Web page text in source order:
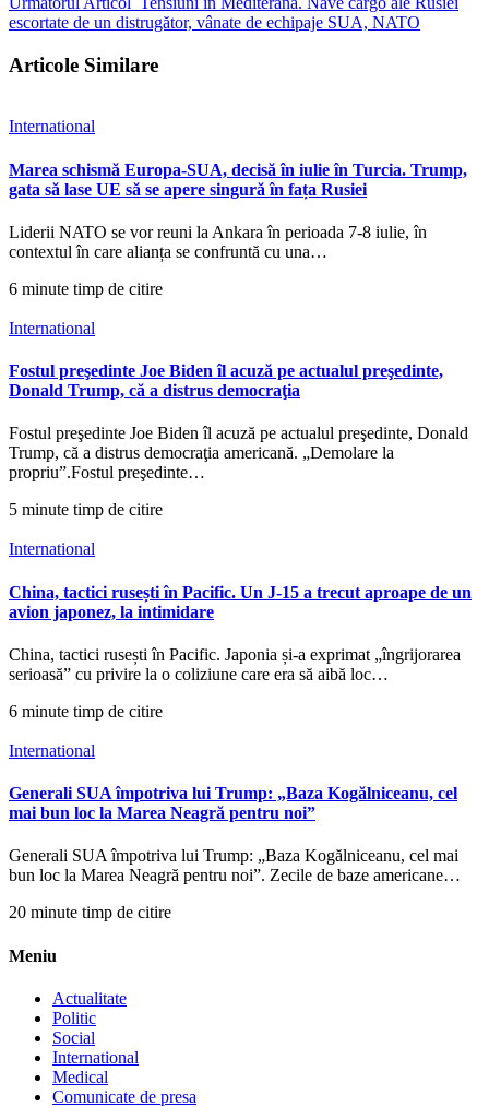
escortate de un distrugător, vânate de echipaje SUA, NATO
Articole Similare
International
Marea schismă Europa-SUA, decisă în iulie în Turcia. Trump,
gata să lase UE să se apere singură în fața Rusiei
Liderii NATO se vor reuni la Ankara în perioada 7-8 iulie, în
contextul în care alianța se confruntă cu una…
6 minute timp de citire
International
Fostul preşedinte Joe Biden îl acuză pe actualul preşedinte,
Donald Trump, că a distrus democraţia
Fostul preşedinte Joe Biden îl acuză pe actualul preşedinte, Donald
Trump, că a distrus democraţia americană. „Demolare la
propriu”.Fostul preşedinte…
5 minute timp de citire
International
China, tactici rusești în Pacific. Un J-15 a trecut aproape de un
avion japonez, la intimidare
China, tactici rusești în Pacific. Japonia și-a exprimat „îngrijorarea
serioasă” cu privire la o coliziune care era să aibă loc…
6 minute timp de citire
International
Generali SUA împotriva lui Trump: „Baza Kogălniceanu, cel
mai bun loc la Marea Neagră pentru noi”
Generali SUA împotriva lui Trump: „Baza Kogălniceanu, cel mai
bun loc la Marea Neagră pentru noi”. Zecile de baze americane…
20 minute timp de citire
Meniu
Actualitate
Politic
Social
International
Medical
Comunicate de presa